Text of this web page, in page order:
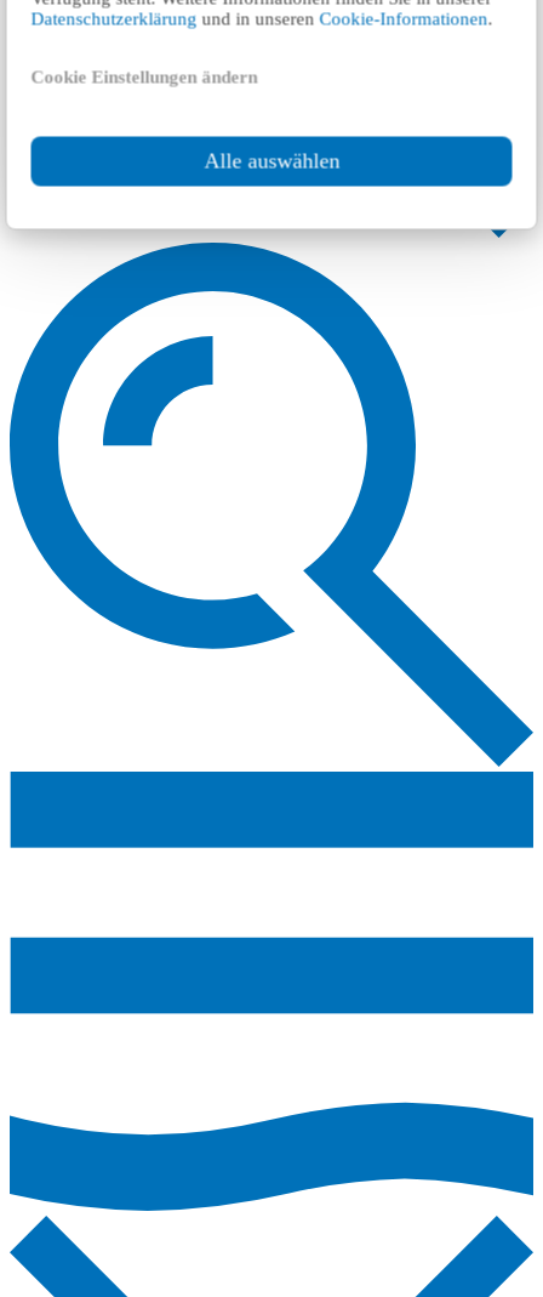
Datenschutzerklärung und in unserenCookie-Informationen.
Cookie Einstellungen ändern
Alle auswählen